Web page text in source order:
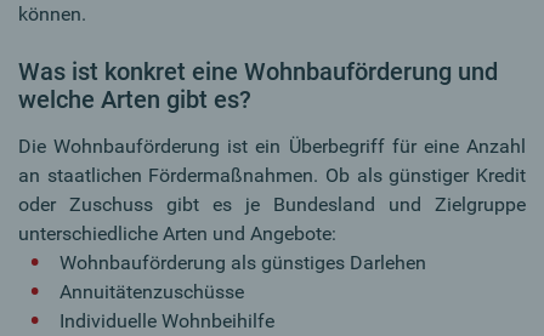
können.
Was ist konkret eine Wohnbauförderung und
welche Arten gibt es?
Die Wohnbauförderung ist ein Überbegriff für eine Anzahl
an staatlichen Fördermaßnahmen. Ob als günstiger Kredit
oder Zuschuss gibt es je Bundesland und Zielgruppe
unterschiedliche Arten und Angebote:
Wohnbauförderung als günstiges Darlehen
Annuitätenzuschüsse
Individuelle Wohnbeihilfe